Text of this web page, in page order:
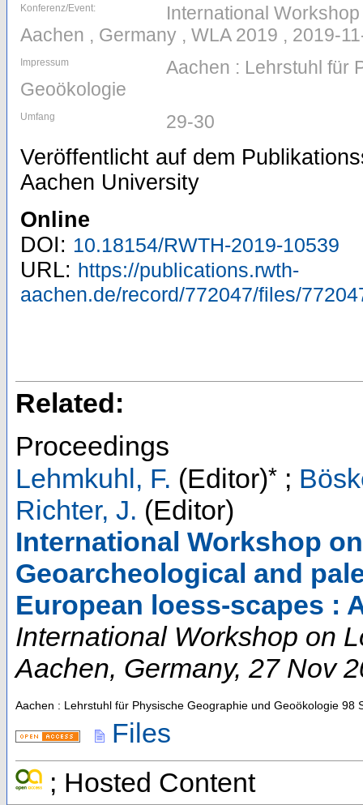
Konferenz/Event:
International
Aachen , Germany , WLA 2019 , 2019-
Impressum
Aachen : Lehrstuhl für
Geoökologie
Umfang 29-30
Veröffentlicht auf dem
Aachen University
Online
DOI: 10.18154/RWTH-2019-10539
URL: https://publications.rwth-
aachen.de/record/772047/files/
Related:
Proceedings
Lehmkuhl, F. (Editor)* ;
Richter, J. (Editor)
International Workshop
Geoarcheological and
European loess-scapes :
International Workshop on
Aachen, Germany, 27 Nov
Aachen : Lehrstuhl für Physische Geographie und Geoökologie 98
Files
; Hosted Content